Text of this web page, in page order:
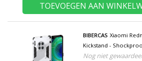
TOEVOEGEN AAN
BIBERCAS Xiaomi
Kickstand -
Wit
Nog niet